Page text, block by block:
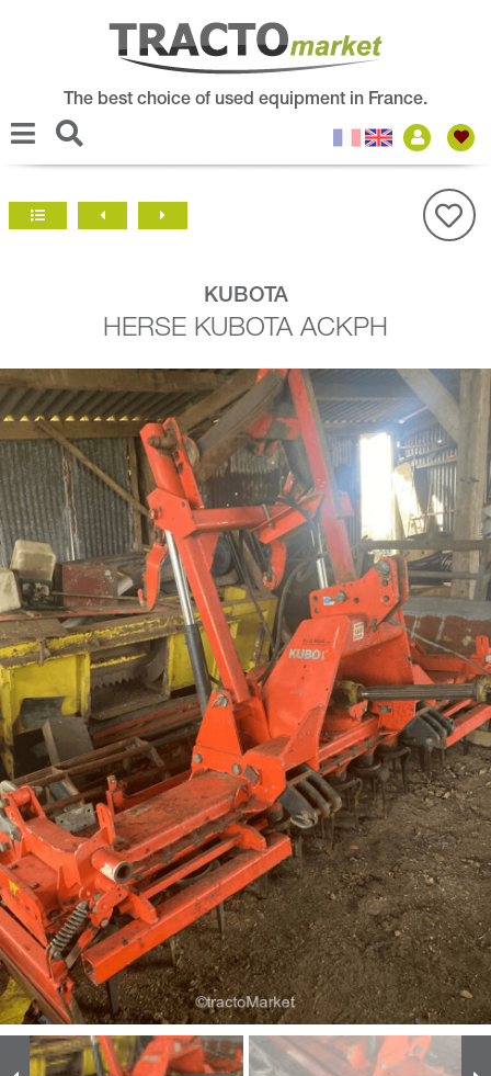
The best choice of used equipment in France.
KUBOTA
HERSE KUBOTA ACKPH